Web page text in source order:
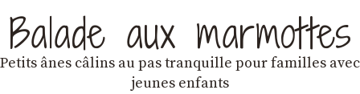
Balade aux marmottes
Petits ânes câlins au pas tranquille pour familles avec
jeunes enfants